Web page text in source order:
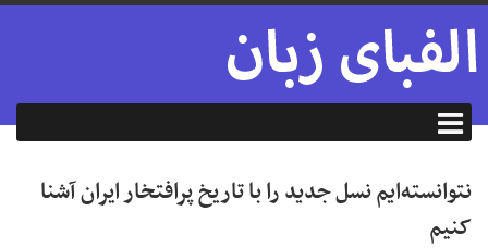
نتوانسته‌ایم نسل جدید را با تاریخ پرافتخار ایران آشنا
کنیم